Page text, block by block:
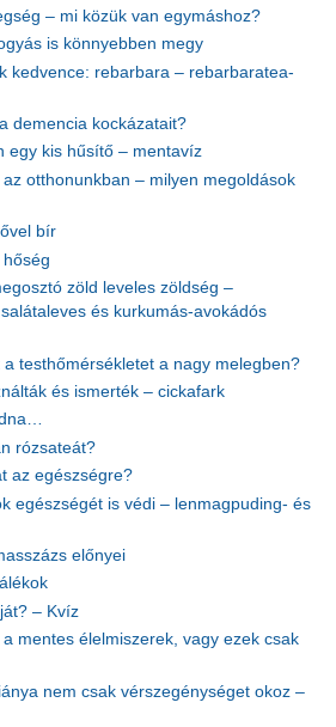
– mi közük van egymáshoz?
is könnyebben megy
kedvence: rebarbara – rebarbaratea-
demencia kockázatait?
egy kis hűsítő – mentavíz
otthonunkban – milyen megoldások
bír
zöld leveles zöldség –
és kurkumás-avokádós
testhőmérsékletet a nagy melegben?
és ismerték – cickafark
rózsateát?
az egészségre?
egészségét is védi – lenmagpuding- és
előnyei
– Kvíz
mentes élelmiszerek, vagy ezek csak
nem csak vérszegénységet okoz –